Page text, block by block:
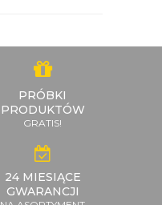
PRÓBKI
PRODUKTÓW
GRATIS!
24 MIESIĄCE
GWARANCJI